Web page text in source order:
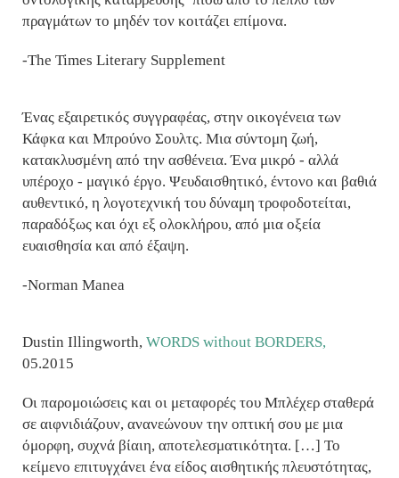
πραγμάτων το μηδέν τον κοιτάζει επίμονα.
-The Times Literary Supplement
Ένας εξαιρετικός συγγραφέας, στην οικογένεια των
Κάφκα και Μπρούνο Σουλτς. Μια σύντομη ζωή,
κατακλυσμένη από την ασθένεια. Ένα μικρό - αλλά
υπέροχο - μαγικό έργο. Ψευδαισθητικό, έντονο και βαθιά
αυθεντικό, η λογοτεχνική του δύναμη τροφοδοτείται,
παραδόξως και όχι εξ ολοκλήρου, από μια οξεία
ευαισθησία και από έξαψη.
-Norman Manea
Dustin Illingworth, WORDS without BORDERS,
05.2015
Οι παρομοιώσεις και οι μεταφορές του Μπλέχερ σταθερά
σε αιφνιδιάζουν, ανανεώνουν την οπτική σου με μια
όμορφη, συχνά βίαιη, αποτελεσματικότητα. […] Το
κείμενο επιτυγχάνει ένα είδος αισθητικής πλευστότητας,